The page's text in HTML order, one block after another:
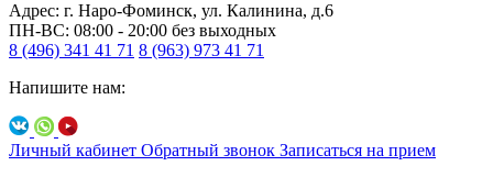
Адрес: г. Наро-Фоминск, ул. Калинина, д.6
ПН-ВС: 08:00 - 20:00 без выходных
8 (496) 341 41 71 8 (963) 973 41 71
Напишите нам:
Личный кабинет Обратный звонок Записаться на прием